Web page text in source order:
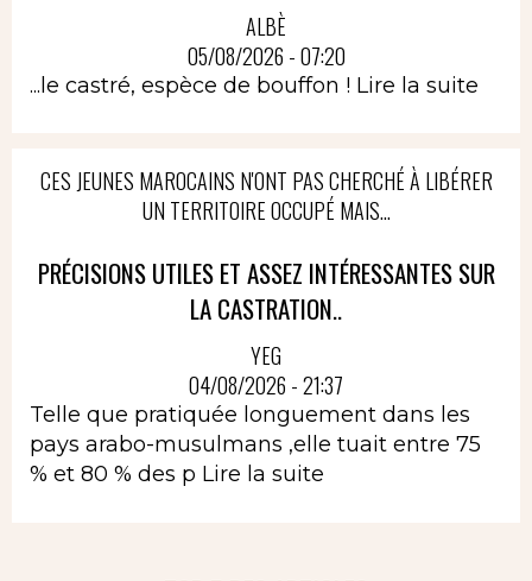
ALBÈ
05/08/2026 - 07:20
...le castré, espèce de bouffon ! Lire la suite
CES JEUNES MAROCAINS N'ONT PAS CHERCHÉ À LIBÉRER
UN TERRITOIRE OCCUPÉ MAIS...
PRÉCISIONS UTILES ET ASSEZ INTÉRESSANTES SUR
LA CASTRATION..
YEG
04/08/2026 - 21:37
Telle que pratiquée longuement dans les
pays arabo-musulmans ,elle tuait entre 75
% et 80 % des p Lire la suite